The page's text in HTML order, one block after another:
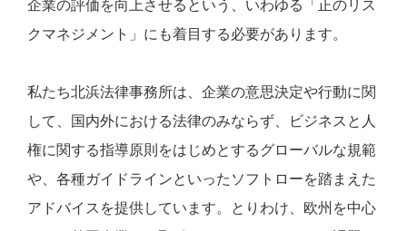
企業の評価を向上させるという、いわゆる「正のリス
クマネジメント」にも着目する必要があります。
私たち北浜法律事務所は、企業の意思決定や行動に関
して、国内外における法律のみならず、ビジネスと人
権に関する指導原則をはじめとするグローバルな規範
や、各種ガイドラインといったソフトローを踏まえた
アドバイスを提供しています。とりわけ、欧州を中心